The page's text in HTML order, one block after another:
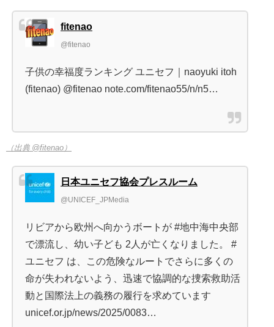
fitenao
@fitenao
子供の幸福度ランキング ユニセフ｜naoyuki itoh
(fitenao) @fitenao note.com/fitenao55/n/n5…
（出典 @fitenao）
日本ユニセフ協会プレスルーム
@UNICEF_JPMedia
リビアから欧州へ向かうボートが #地中海中央部
で漂流し、幼い子ども 2人が亡くなりました。 #
ユニセフ は、この危険なルートでさらに多くの
命が失われないよう、迅速で協調的な捜索救助活
動と国際法上の義務の履行を求めています
unicef.or.jp/news/2025/0083…